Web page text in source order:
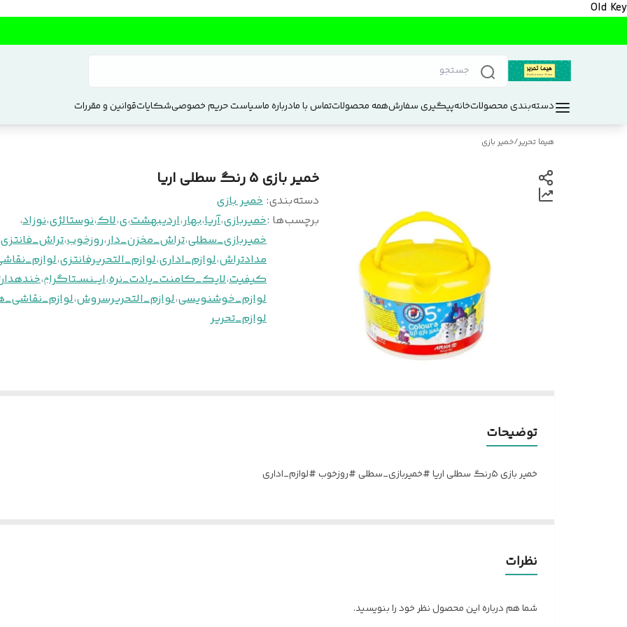
Old Key
دسته‌بندی محصولاتخانهپیگیری سفارشهمه محصولاتتماس با مادرباره ماسیاست حریم خصوصیشکایاتقوانین و مقررات
هیما تحریر/خمیر بازی
خمیر بازی ۵ رنگ سطلی اریا
دسته‌بندی: خمیر بازی
برچسب‌ها :خمیربازی،آریا،بهار،اردیبهشت،ی،لاک،نوستالژی،نوزاد،
خمیربازی_سطلی،تراش_مخزن_دار،روزخوب،تراش_فانتزی
مدادتراش،لوازم_اداری،لوازم_التحریرفانتزی،
کیفیت،لایک_کامنت_یادت_نره،ایـــنســتاگراݦ،
لوازم_خوشنویسی،لوازم_التحریرسروش،
لوازم_تحریر
توضیحات
خمیر بازی ۵رنگ سطلی اریا #خمیربازی_سطلی #روزخوب #لوازم_اداری
نظرات
شما هم درباره این محصول نظر خود را بنویسید.